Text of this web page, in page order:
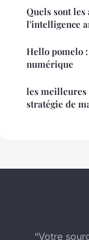
Quels sont les
l'intelligence
Hello pomelo
numérique
les meilleures
stratégie de
“Votre